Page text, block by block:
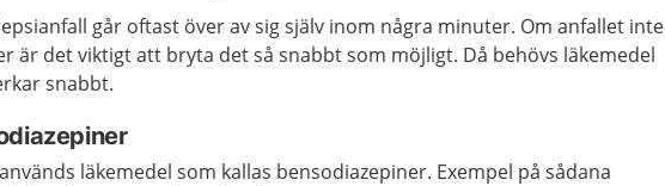
går oftast över av sig själv inom några minuter. Om anfallet inte
är det viktigt att bryta det så snabbt som möjligt. Då behövs läkemedel
snabbt.
läkemedel som kallas bensodiazepiner. Exempel på sådana